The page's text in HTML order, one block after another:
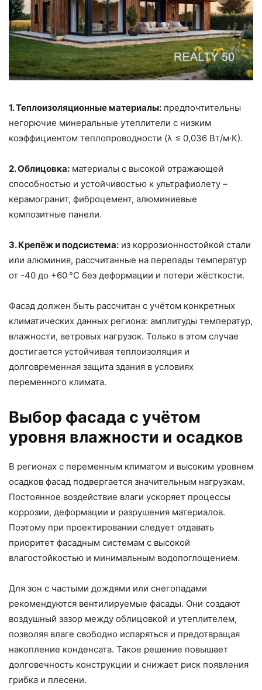
1. Теплоизоляционные материалы: предпочтительны
негорючие минеральные утеплители с низким
коэффициентом теплопроводности (λ ≤ 0,036 Вт/м·К).
2. Облицовка: материалы с высокой отражающей
способностью и устойчивостью к ультрафиолету –
керамогранит, фиброцемент, алюминиевые
композитные панели.
3. Крепёж и подсистема: из коррозионностойкой стали
или алюминия, рассчитанные на перепады температур
от -40 до +60 °C без деформации и потери жёсткости.
Фасад должен быть рассчитан с учётом конкретных
климатических данных региона: амплитуды температур,
влажности, ветровых нагрузок. Только в этом случае
достигается устойчивая теплоизоляция и
долговременная защита здания в условиях
переменного климата.
Выбор фасада с учётом
уровня влажности и осадков
В регионах с переменным климатом и высоким уровнем
осадков фасад подвергается значительным нагрузкам.
Постоянное воздействие влаги ускоряет процессы
коррозии, деформации и разрушения материалов.
Поэтому при проектировании следует отдавать
приоритет фасадным системам с высокой
влагостойкостью и минимальным водопоглощением.
Для зон с частыми дождями или снегопадами
рекомендуются вентилируемые фасады. Они создают
воздушный зазор между облицовкой и утеплителем,
позволяя влаге свободно испаряться и предотвращая
накопление конденсата. Такое решение повышает
долговечность конструкции и снижает риск появления
грибка и плесени.